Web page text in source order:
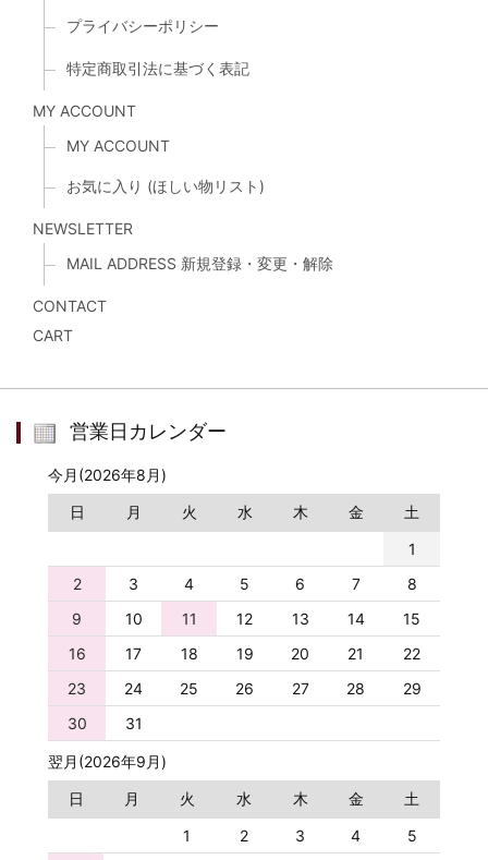
プライバシーポリシー
特定商取引法に基づく表記
MY ACCOUNT
MY ACCOUNT
お気に入り (ほしい物リスト)
NEWSLETTER
MAIL ADDRESS 新規登録・変更・解除
CONTACT
CART
営業日カレンダー
今月(2026年8月)
日
月 火 水 木 金
土
1
2
3 4 5 6 7
8
9
10 11 12 13 14
15
16
17 18 19 20 21
22
23
24 25 26 27 28
29
30
31
翌月(2026年9月)
日
月 火 水 木 金
土
1
2 3 4
5